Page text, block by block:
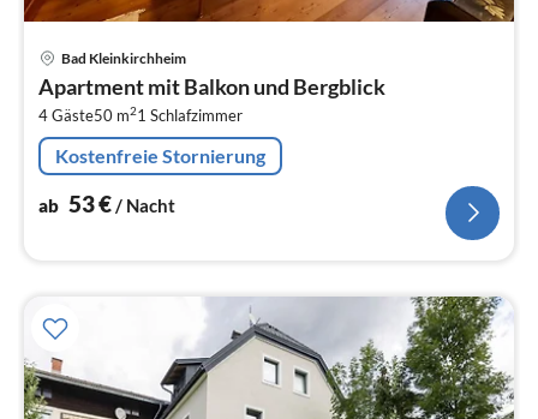
Bad Kleinkirchheim
Apartment mit Balkon und Bergblick
4 Gäste50 m21 Schlafzimmer
Kostenfreie Stornierung
ab 53€ / Nacht